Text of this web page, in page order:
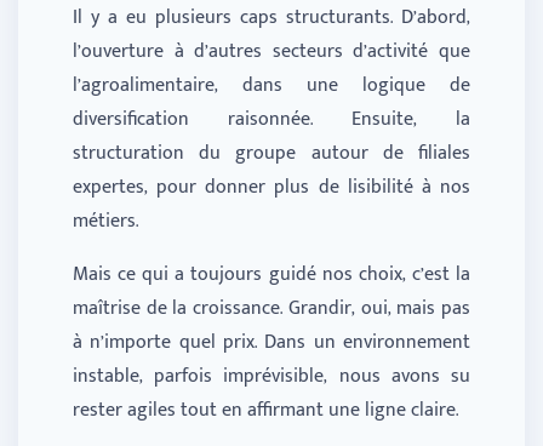
Il y a eu plusieurs caps structurants. D’abord,
l’ouverture à d’autres secteurs d’activité que
l’agroalimentaire, dans une logique de
diversification raisonnée. Ensuite, la
structuration du groupe autour de filiales
expertes, pour donner plus de lisibilité à nos
métiers.
Mais ce qui a toujours guidé nos choix, c’est la
maîtrise de la croissance. Grandir, oui, mais pas
à n’importe quel prix. Dans un environnement
instable, parfois imprévisible, nous avons su
rester agiles tout en affirmant une ligne claire.